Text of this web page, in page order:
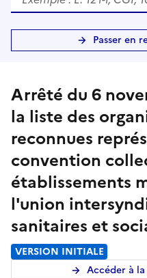
Passer en
Arrêté du 6
la liste des
reconnues
convention
établissements
l'union
sanitaires et
VERSION INITIALE
Accéder à